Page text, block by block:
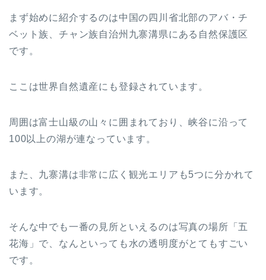
まず始めに紹介するのは中国の四川省北部のアバ・チ
ベット族、チャン族自治州九寨溝県にある自然保護区
です。
ここは世界自然遺産にも登録されています。
周囲は富士山級の山々に囲まれており、峡谷に沿って
100以上の湖が連なっています。
また、九寨溝は非常に広く観光エリアも5つに分かれて
います。
そんな中でも一番の見所といえるのは写真の場所「五
花海」で、なんといっても水の透明度がとてもすごい
です。